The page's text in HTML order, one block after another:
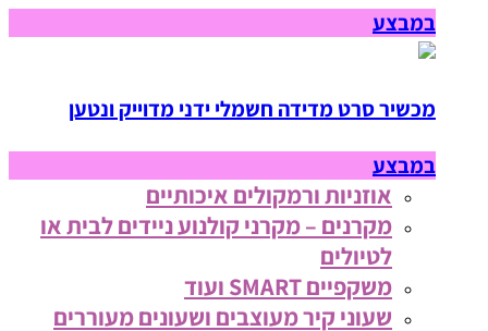
במבצע
מכשיר סרט מדידה חשמלי ידני מדוייק ונטען
במבצע
אוזניות ורמקולים איכותיים
מקרנים – מקרני קולנוע ניידים לבית או
לטיולים
משקפיים SMART ועוד
שעוני קיר מעוצבים ושעונים מעוררים